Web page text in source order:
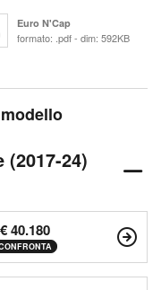
Euro N'Cap
formato: .pdf - dim: 592KB
24)
€ 40.180